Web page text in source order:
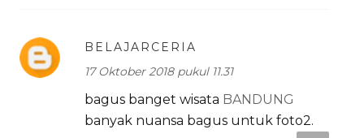
BELAJARCERIA
17 Oktober 2018 pukul 11.31
bagus banget wisata BANDUNG
banyak nuansa bagus untuk foto2.